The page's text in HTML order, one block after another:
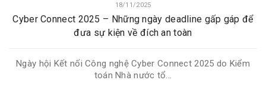
18/11/2025
Cyber Connect 2025 – Những ngày deadline gấp gáp để
đưa sự kiện về đích an toàn
Ngày hội Kết nối Công nghệ Cyber Connect 2025 do Kiểm
toán Nhà nước tổ...